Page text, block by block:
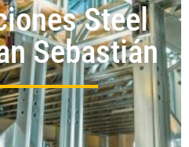
Steel
Sebastián